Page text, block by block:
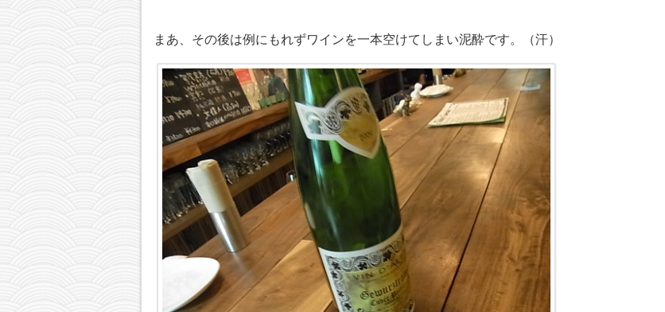
まあ、その後は例にもれずワインを一本空けてしまい泥酔です。（汗）